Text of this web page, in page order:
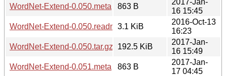
WordNet-Extend-0.050.meta
863 B
16 15:45
WordNet-Extend-0.050.readme3.1 KiB
2016-Oct-13
16:23
WordNet-Extend-0.050.tar.gz
192.5 KiB
2017-Jan-
16 15:49
WordNet-Extend-0.051.meta
863 B
2017-Jan-
17 04:45